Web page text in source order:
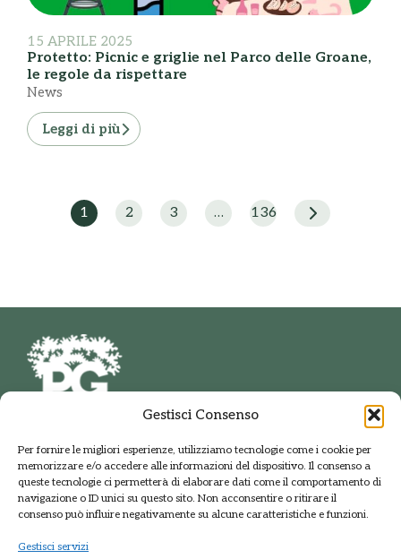
Gestisci Consenso
Per fornire le migliori esperienze, utilizziamo tecnologie come i cookie per
memorizzare e/o accedere alle informazioni del dispositivo. Il consenso a
queste tecnologie ci permetterà di elaborare dati come il comportamento di
navigazione o ID unici su questo sito. Non acconsentire o ritirare il
consenso può influire negativamente su alcune caratteristiche e funzioni.
Gestisci servizi
15 APRILE 2025
Protetto: Picnic e griglie nel Parco delle Groane,
le regole da rispettare
News
Leggi di più
1 2 3 … 136
PARCO DELLE GROANE
E DELLA BRUGHIERA BRIANTEA
Via della Polveriera, 2
20033 Solaro Milano
Tel.: +39 02 9698141
PEC: protocolloparcogroane@promopec.it